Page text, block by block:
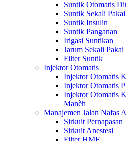
Suntik Otomatis
Suntik Sekali Pakai
Suntik Insulin
Suntik Panganan
Irigasi Suntikan
Jarum Sekali Pakai
Filter Suntik
Injektor Otomatis
Injektor Otomatis
Injektor Otomatis
Injektor Otomatis
Manèh
Manajemen Jalan Nafas
Sirkuit Pernapasan
Sirkuit Anestesi
Filter HME